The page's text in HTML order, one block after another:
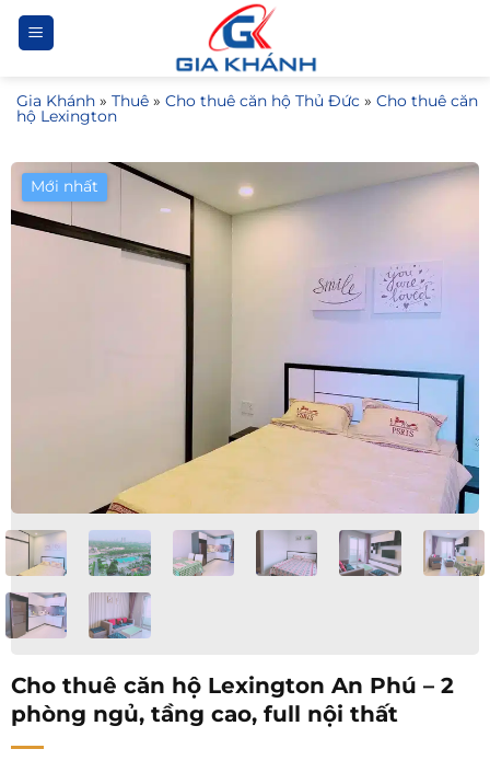
Bỏ
qua
dung
Gia Khánh » Thuê » Cho thuê căn hộ Thủ Đức » Cho thuê căn
hộ Lexington
Mới nhất
Cho thuê căn hộ Lexington An Phú – 2
phòng ngủ, tầng cao, full nội thất